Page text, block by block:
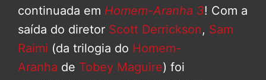
continuada em Homem-Aranha 3! Com a
saída do diretor Scott Derrickson, Sam
Raimi (da trilogia do Homem-
Aranha de Tobey Maguire) foi